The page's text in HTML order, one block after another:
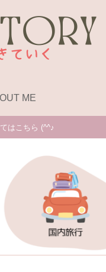
ME
はこちら (^^♪